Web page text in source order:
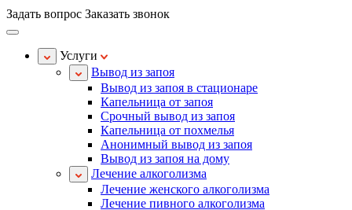
Задать вопрос Заказать звонок
Услуги
Вывод из запоя
Вывод из запоя в стационаре
Капельница от запоя
Срочный вывод из запоя
Капельница от похмелья
Анонимный вывод из запоя
Вывод из запоя на дому
Лечение алкоголизма
Лечение женского алкоголизма
Лечение пивного алкоголизма